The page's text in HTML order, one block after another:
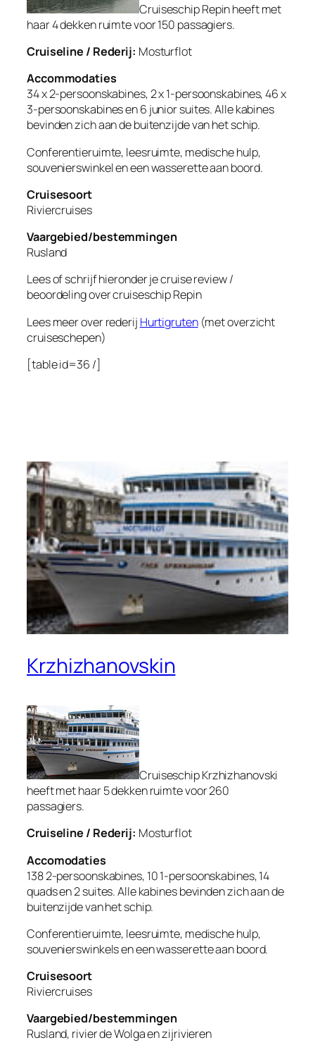
Cruiseschip Repin heeft met
haar 4 dekken ruimte voor 150 passagiers.
Cruiseline / Rederij: Mosturflot
Accommodaties
34 x 2-persoonskabines, 2 x 1-persoonskabines, 46 x
3-persoonskabines en 6 junior suites. Alle kabines
bevinden zich aan de buitenzijde van het schip.
Conferentieruimte, leesruimte, medische hulp,
souvenierswinkel en een wasserette aan boord.
Cruisesoort
Riviercruises
Vaargebied/bestemmingen
Rusland
Lees of schrijf hieronder je cruise review /
beoordeling over cruiseschipRepin
Lees meer over rederij Hurtigruten(met overzicht
cruiseschepen)
[table id=36 /]
Krzhizhanovskin
Cruiseschip Krzhizhanovski
heeft met haar 5 dekken ruimte voor 260
passagiers.
Cruiseline / Rederij: Mosturflot
Accomodaties
138 2-persoonskabines, 10 1-persoonskabines, 14
quads en 2 suites. Alle kabines bevinden zich aan de
buitenzijde van het schip.
Conferentieruimte, leesruimte, medische hulp,
souvenierswinkels en een wasserette aan boord.
Cruisesoort
Riviercruises
Vaargebied/bestemmingen
Rusland, rivier de Wolga en zijrivieren